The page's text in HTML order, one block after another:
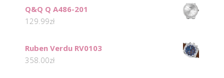
Q&Q Q A486-201
129.99zł
Ruben Verdu RV0103
358.00zł